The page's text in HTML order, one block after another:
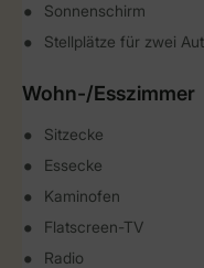
Sonnenschirm
Stellplätze für zwei
Wohn-/Esszimmer
Sitzecke
Essecke
Kaminofen
Flatscreen-TV
Radio